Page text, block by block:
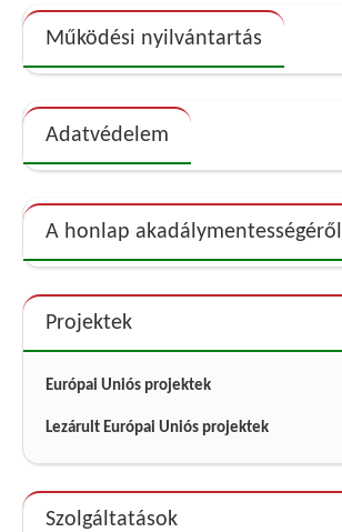
Működési nyilvántartás
Adatvédelem
A honlap akadálymentességéről
Projektek
Európai Uniós projektek
Lezárult Európai Uniós projektek
Szolgáltatások